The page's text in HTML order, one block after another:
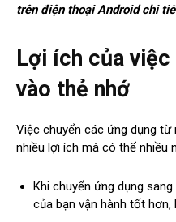
trên điện thoại Android chi
Lợi ích của việc
vào thẻ nhớ
Việc chuyển các ứng dụng
nhiều lợi ích mà có thể nhiều
Khi chuyển ứng dụng
của bạn vận hành tốt hơn,